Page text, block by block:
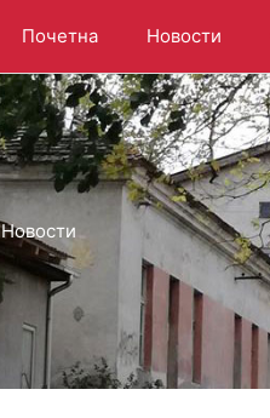
Почетна Новости
Новости